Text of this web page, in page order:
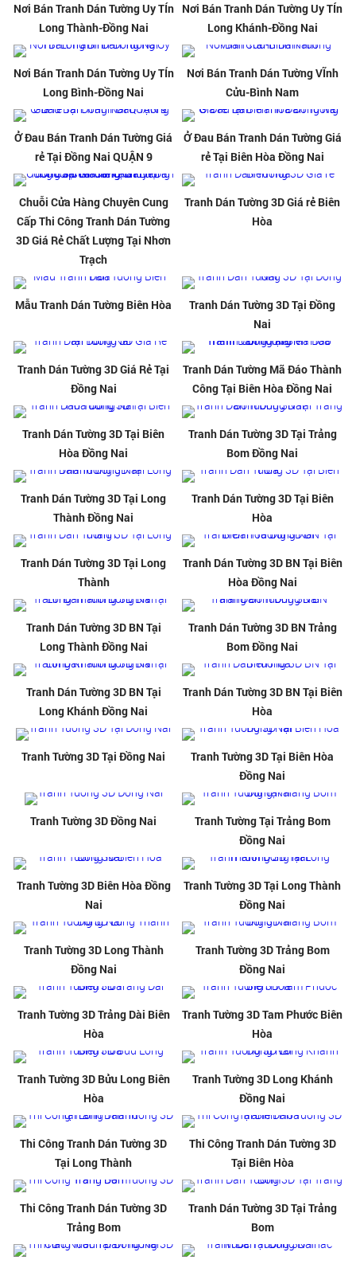
Nơi Bán Tranh Dán Tường Uy TÍn
Long Thành-Đồng Nai
Nơi Bán Tranh Dán Tường Uy TÍn
Long Khánh-Đồng Nai
Nơi Bán Tranh Dán Tường Uy TÍn
Long Bình-Đồng Nai
Nơi Bán Tranh Dán Tường VĨnh
Cửu-Bình Nam
Ở Đau Bán Tranh Dán Tường Giá
rẻ Tại Đồng Nai QUẬN 9
Ở Đau Bán Tranh Dán Tường Giá
rẻ Tại Biên Hòa Đồng Nai
Chuỗi Cửa Hàng Chuyên Cung
Cấp Thi Công Tranh Dán Tường
3D Giá Rẻ Chất Lượng Tại Nhơn
Trạch
Tranh Dán Tường 3D Giá rẻ Biên
Hòa
Mẫu Tranh Dán Tường Biên Hòa
Tranh Dán Tường 3D Tại Đồng
Nai
Tranh Dán Tường 3D Giá Rẻ Tại
Đồng Nai
Tranh Dán Tường Mã Đáo Thành
Công Tại Biên Hòa Đồng Nai
Tranh Dán Tường 3D Tại Biên
Hòa Đồng Nai
Tranh Dán Tường 3D Tại Trảng
Bom Đồng Nai
Tranh Dán Tường 3D Tại Long
Thành Đồng Nai
Tranh Dán Tường 3D Tại Biên
Hòa
Tranh Dán Tường 3D Tại Long
Thành
Tranh Dán Tường 3D BN Tại Biên
Hòa Đồng Nai
Tranh Dán Tường 3D BN Tại
Long Thành Đồng Nai
Tranh Dán Tường 3D BN Trảng
Bom Đồng Nai
Tranh Dán Tường 3D BN Tại
Long Khánh Đồng Nai
Tranh Dán Tường 3D BN Tại Biên
Hòa
Tranh Tường 3D Tại Đồng Nai
Tranh Tường 3D Tại Biên Hòa
Đồng Nai
Tranh Tường 3D Đồng Nai
Tranh Tường Tại Trảng Bom
Đồng Nai
Tranh Tường 3D Biên Hòa Đồng
Nai
Tranh Tường 3D Tại Long Thành
Đồng Nai
Tranh Tường 3D Long Thành
Đồng Nai
Tranh Tường 3D Trảng Bom
Đồng Nai
Tranh Tường 3D Trảng Dài Biên
Hòa
Tranh Tường 3D Tam Phước Biên
Hòa
Tranh Tường 3D Bửu Long Biên
Hòa
Tranh Tường 3D Long Khánh
Đồng Nai
Thi Công Tranh Dán Tường 3D
Tại Long Thành
Thi Công Tranh Dán Tường 3D
Tại Biên Hòa
Thi Công Tranh Dán Tường 3D
Trảng Bom
Tranh Dán Tường 3D Tại Trảng
Bom